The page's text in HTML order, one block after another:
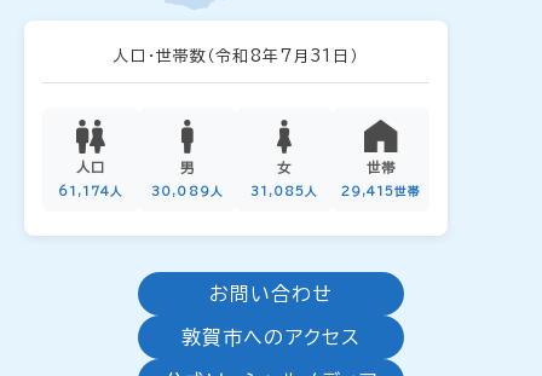
人口・世帯数 （令和8年7月31日）
人口
61,174人
男
30,089人
女
31,085人
世帯
29,415世帯
お問い合わせ
敦賀市へのアクセス